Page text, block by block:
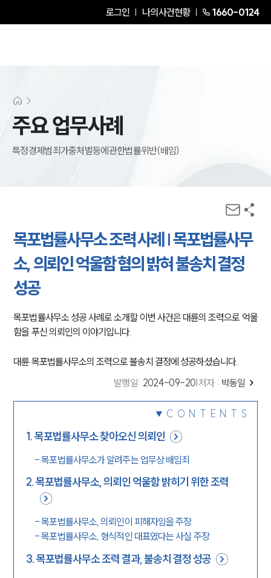
로그인 나의사건현황 1660-0124
주요 업무사례
특정경제범죄가중처벌등에관한법률위반(배임)
목포법률사무소 조력 사례 | 목포법률사무
소, 의뢰인 억울함 혐의 밝혀 불송치 결정
성공
목포법률사무소 성공 사례로 소개할 이번 사건은 대륜의 조력으로 억울
함을 푸신 의뢰인의 이야기입니다.
대륜 목포법률사무소의 조력으로 불송치 결정에 성공하셨습니다.
발행일: 2024-09-20 저자 : 박동일
CONTENTS
1.목포법률사무소 찾아오신 의뢰인
-목포법률사무소가 알려주는 업무상 배임죄
2.목포법률사무소, 의뢰인 억울함 밝히기 위한 조력
-목포법률사무소, 의뢰인이 피해자임을 주장
-목포법률사무소, 형식적인 대표였다는 사실 주장
3.목포법률사무소 조력 결과, 불송치 결정 성공